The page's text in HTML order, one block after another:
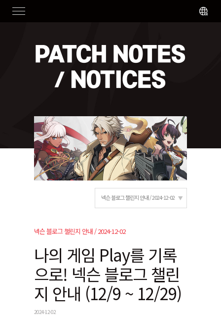
넥슨 블로그 챌린지 안내 / 2024-12-02
넥슨 블로그 챌린지 안내 / 2024-12-02
나의 게임 Play를 기록
으로! 넥슨 블로그 챌린
지 안내 (12/9 ~ 12/29)
2024-12-02